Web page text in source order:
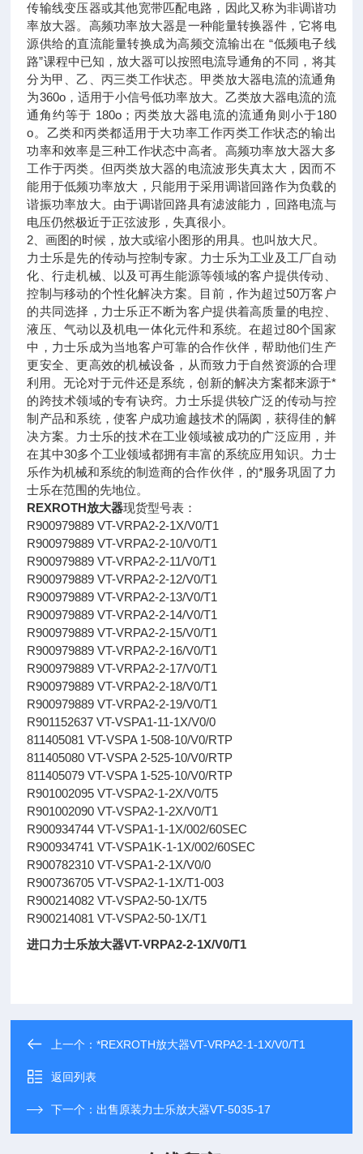
传输线变压器或其他宽带匹配电路，因此又称为非调谐功
率放大器。高频功率放大器是一种能量转换器件，它将电
源供给的直流能量转换成为高频交流输出在 “低频电子线
路”课程中已知，放大器可以按照电流导通角的不同，将其
分为甲、乙、丙三类工作状态。甲类放大器电流的流通角
为360o，适用于小信号低功率放大。乙类放大器电流的流
通角约等于 180o；丙类放大器电流的流通角则小于180
o。乙类和丙类都适用于大功率工作丙类工作状态的输出
功率和效率是三种工作状态中高者。高频功率放大器大多
工作于丙类。但丙类放大器的电流波形失真太大，因而不
能用于低频功率放大，只能用于采用调谐回路作为负载的
谐振功率放大。由于调谐回路具有滤波能力，回路电流与
电压仍然极近于正弦波形，失真很小。
2、画图的时候，放大或缩小图形的用具。也叫放大尺。
力士乐是先的传动与控制专家。力士乐为工业及工厂自动
化、行走机械、以及可再生能源等领域的客户提供传动、
控制与移动的个性化解决方案。目前，作为超过50万客户
的共同选择，力士乐正不断为客户提供着高质量的电控、
液压、气动以及机电一体化元件和系统。在超过80个国家
中，力士乐成为当地客户可靠的合作伙伴，帮助他们生产
更安全、更高效的机械设备，从而致力于自然资源的合理
利用。无论对于元件还是系统，创新的解决方案都来源于*
的跨技术领域的专有诀窍。力士乐提供较广泛的传动与控
制产品和系统，使客户成功逾越技术的隔阂，获得佳的解
决方案。力士乐的技术在工业领域被成功的广泛应用，并
在其中30多个工业领域都拥有丰富的系统应用知识。力士
乐作为机械和系统的制造商的合作伙伴，的*服务巩固了力
士乐在范围的先地位。
REXROTH放大器现货型号表：
R900979889 VT-VRPA2-2-1X/V0/T1
R900979889 VT-VRPA2-2-10/V0/T1
R900979889 VT-VRPA2-2-11/V0/T1
R900979889 VT-VRPA2-2-12/V0/T1
R900979889 VT-VRPA2-2-13/V0/T1
R900979889 VT-VRPA2-2-14/V0/T1
R900979889 VT-VRPA2-2-15/V0/T1
R900979889 VT-VRPA2-2-16/V0/T1
R900979889 VT-VRPA2-2-17/V0/T1
R900979889 VT-VRPA2-2-18/V0/T1
R900979889 VT-VRPA2-2-19/V0/T1
R901152637 VT-VSPA1-11-1X/V0/0
811405081 VT-VSPA 1-508-10/V0/RTP
811405080 VT-VSPA 2-525-10/V0/RTP
811405079 VT-VSPA 1-525-10/V0/RTP
R901002095 VT-VSPA2-1-2X/V0/T5
R901002090 VT-VSPA2-1-2X/V0/T1
R900934744 VT-VSPA1-1-1X/002/60SEC
R900934741 VT-VSPA1K-1-1X/002/60SEC
R900782310 VT-VSPA1-2-1X/V0/0
R900736705 VT-VSPA2-1-1X/T1-003
R900214082 VT-VSPA2-50-1X/T5
R900214081 VT-VSPA2-50-1X/T1
进口力士乐放大器VT-VRPA2-2-1X/V0/T1
上一个：*REXROTH放大器VT-VRPA2-1-1X/V0/T1
返回列表
下一个： 出售原装力士乐放大器VT-5035-17